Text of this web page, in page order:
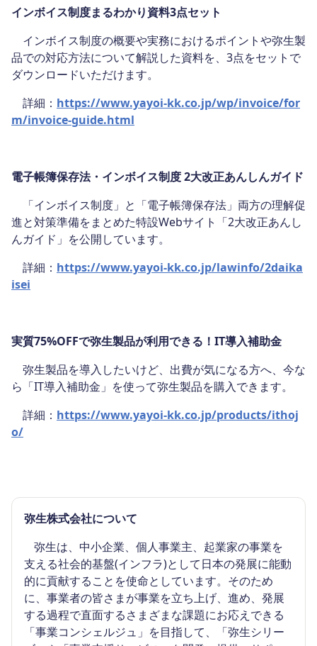
インボイス制度まるわかり資料3点セット
インボイス制度の概要や実務におけるポイントや弥生製
品での対応方法について解説した資料を、3点をセットで
ダウンロードいただけます。
詳細： https://www.yayoi-kk.co.jp/wp/invoice/for
m/invoice-guide.html
電子帳簿保存法・インボイス制度 2大改正あんしんガイド
「インボイス制度」と「電子帳簿保存法」両方の理解促
進と対策準備をまとめた特設Webサイト「2大改正あんし
んガイド」を公開しています。
詳細： https://www.yayoi-kk.co.jp/lawinfo/2daika
isei
実質75%OFFで弥生製品が利用できる！IT導入補助金
弥生製品を導入したいけど、出費が気になる方へ、今な
ら「IT導入補助金」を使って弥生製品を購入できます。
詳細： https://www.yayoi-kk.co.jp/products/ithoj
o/
弥生株式会社について
弥生は、中小企業、個人事業主、起業家の事業を
支える社会的基盤(インフラ)として日本の発展に能動
的に貢献することを使命としています。そのため
に、事業者の皆さまが事業を立ち上げ、進め、発展
する過程で直面するさまざまな課題にお応えできる
「事業コンシェルジュ」を目指して、「弥生シリー